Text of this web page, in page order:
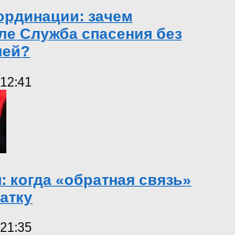
зачем
Служба спасения без
когда «обратная связь»